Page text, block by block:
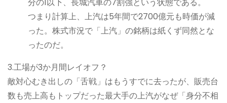
つまり計算上、上汽は5年間で2700億元も時価が減
った。株式市況で「上汽」の銘柄は紙くず同然とな
ったのだ。
3.工場が3か月間レイオフ？
敵対心むき出しの「舌戦」はもうすでに去ったが、販売台
数も売上高もトップだった最大手の上汽がなぜ「身分不相